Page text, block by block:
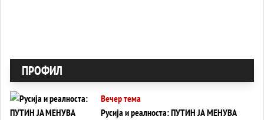
ПРОФИЛ
Вечер тема
Русија и реалноста: ПУТИН ЈА МЕНУВА